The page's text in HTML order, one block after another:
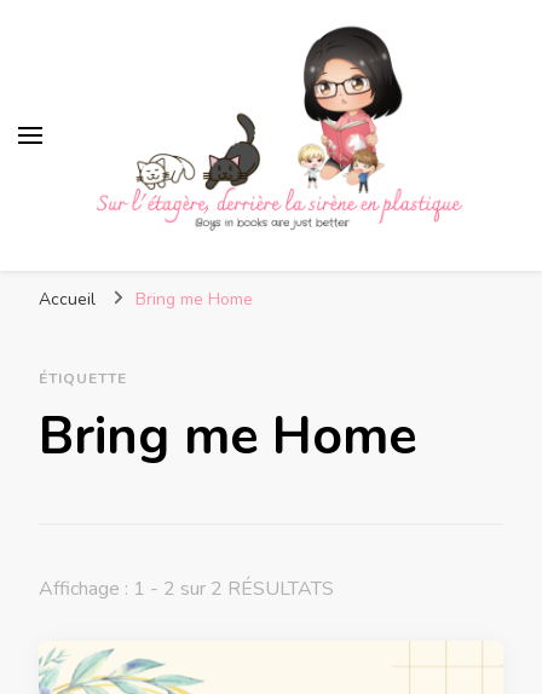
sirène en plastique
Accueil Bring me Home
ÉTIQUETTE
Bring me Home
Affichage : 1 - 2 sur 2 RÉSULTATS